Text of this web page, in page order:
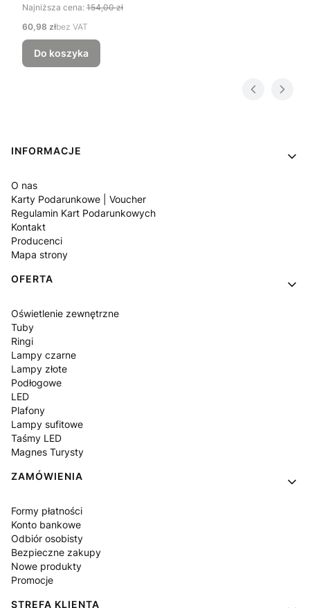
Najniższa cena: 154,00 zł
Cena
60,98 złbez VAT
Do koszyka
Linki w stopce
INFORMACJE
O nas
Karty Podarunkowe | Voucher
Regulamin Kart Podarunkowych
Kontakt
Producenci
Mapa strony
OFERTA
Oświetlenie zewnętrzne
Tuby
Ringi
Lampy czarne
Lampy złote
Podłogowe
LED
Plafony
Lampy sufitowe
Taśmy LED
Magnes Turysty
ZAMÓWIENIA
Formy płatności
Konto bankowe
Odbiór osobisty
Bezpieczne zakupy
Nowe produkty
Promocje
STREFA KLIENTA